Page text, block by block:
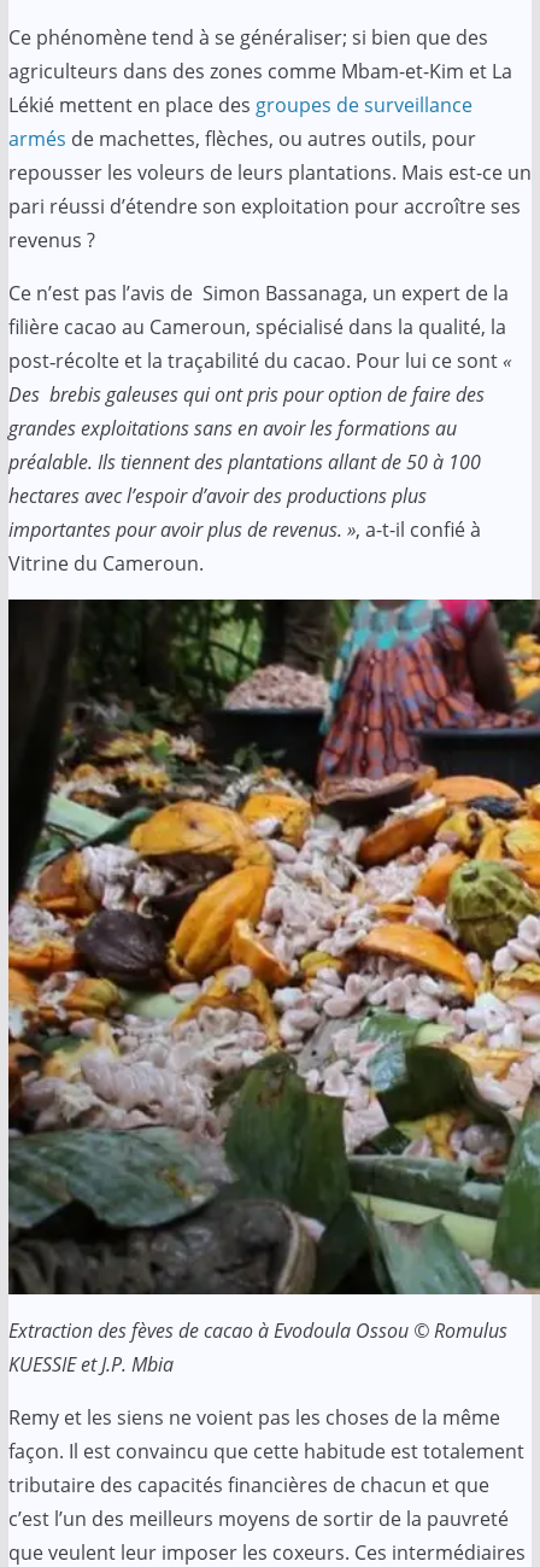
Ce phénomène tend à se généraliser; si bien que des
agriculteurs dans des zones comme Mbam-et-Kim et La
Lékié mettent en place des groupes de surveillance
armés de machettes, flèches, ou autres outils, pour
repousser les voleurs de leurs plantations. Mais est-ce un
pari réussi d’étendre son exploitation pour accroître ses
revenus ?
Ce n’est pas l’avis de Simon Bassanaga, un expert de la
filière cacao au Cameroun, spécialisé dans la qualité, la
post‑récolte et la traçabilité du cacao. Pour lui ce sont«
Des brebis galeuses qui ont pris pour option de faire des
grandes exploitations sans en avoir les formations au
préalable. Ils tiennent des plantations allant de 50 à 100
hectares avec l’espoir d’avoir des productions plus
importantes pour avoir plus de revenus. », a-t-il confié à
Vitrine du Cameroun.
Extraction des fèves de cacao à Evodoula Ossou © Romulus
KUESSIE et J.P. Mbia
Remy et les siens ne voient pas les choses de la même
façon. Il est convaincu que cette habitude est totalement
tributaire des capacités financières de chacun et que
c’est l’un des meilleurs moyens de sortir de la pauvreté
que veulent leur imposer les coxeurs. Ces intermédiaires